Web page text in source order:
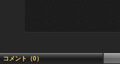
コメント（0）